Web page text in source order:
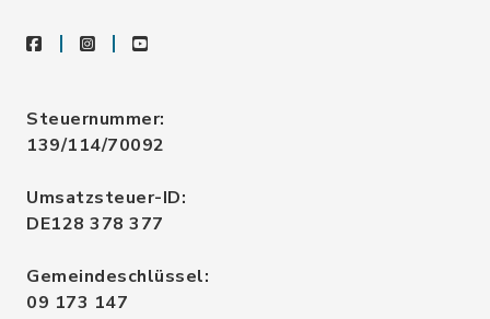
facebookinstagramyoutube
Steuernummer:
139/114/70092
Umsatzsteuer-ID:
DE128 378 377
Gemeindeschlüssel:
09 173 147